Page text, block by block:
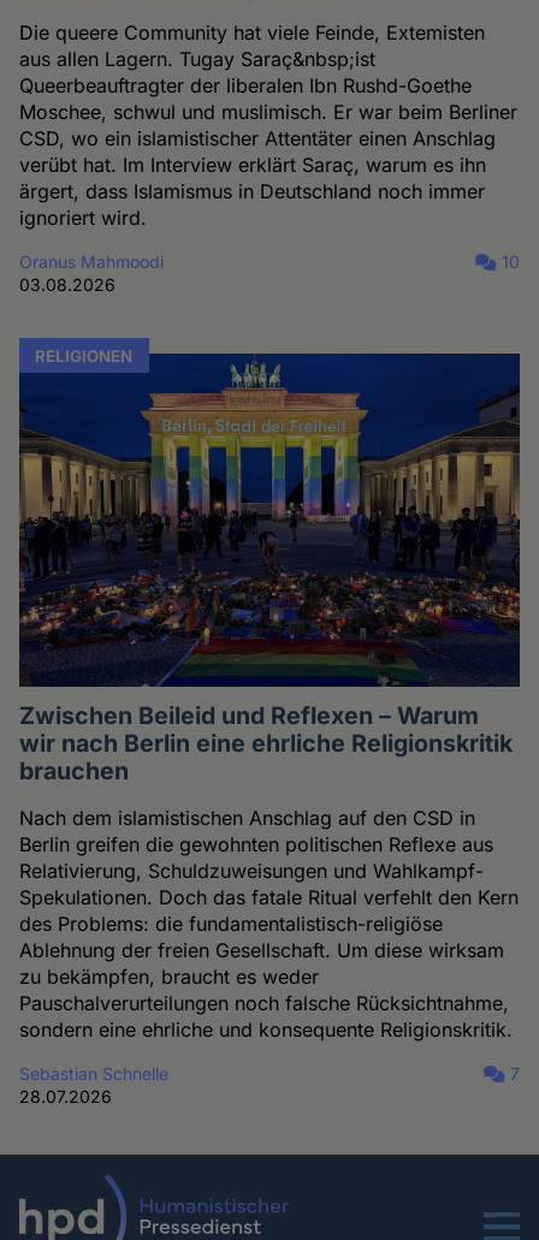
Die queere Community hat viele Feinde, Extemisten
aus allen Lagern. Tugay Saraç&nbsp;ist
Queerbeauftragter der liberalen Ibn Rushd-Goethe
Moschee, schwul und muslimisch. Er war beim Berliner
CSD, wo ein islamistischer Attentäter einen Anschlag
verübt hat. Im Interview erklärt Saraç, warum es ihn
ärgert, dass Islamismus in Deutschland noch immer
ignoriert wird.
Oranus Mahmoodi
03.08.2026
10
RELIGIONEN
Zwischen Beileid und Reflexen – Warum
wir nach Berlin eine ehrliche Religionskritik
brauchen
Nach dem islamistischen Anschlag auf den CSD in
Berlin greifen die gewohnten politischen Reflexe aus
Relativierung, Schuldzuweisungen und Wahlkampf-
Spekulationen. Doch das fatale Ritual verfehlt den Kern
des Problems: die fundamentalistisch-religiöse
Ablehnung der freien Gesellschaft. Um diese wirksam
zu bekämpfen, braucht es weder
Pauschalverurteilungen noch falsche Rücksichtnahme,
sondern eine ehrliche und konsequente Religionskritik.
Sebastian Schnelle
28.07.2026
7
Menu